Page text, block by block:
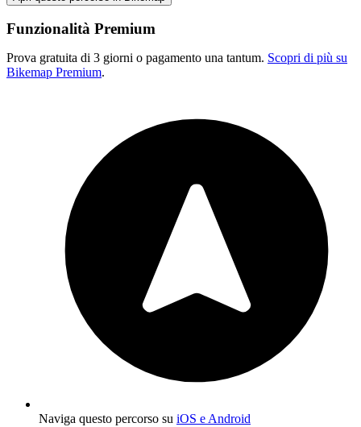
Funzionalità Premium
Prova gratuita di 3 giorni o pagamento una tantum. Scopri di più su
Bikemap Premium.
Naviga questo percorso su iOS e Android